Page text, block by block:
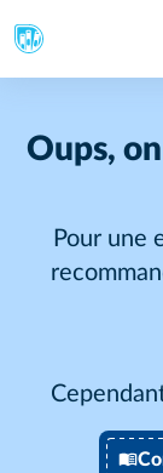
Oups,
Pour une